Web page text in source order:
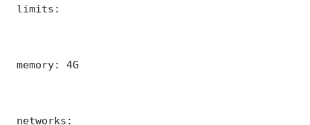
limits:
memory: 4G
networks: